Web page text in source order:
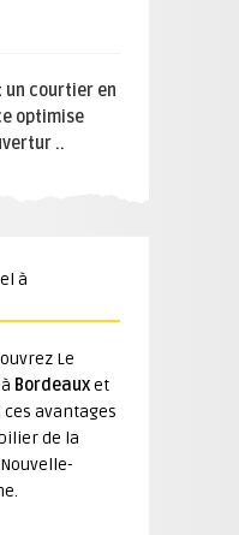
un courtier en
optimise
..
à
Le
à Bordeauxet
avantages
de la